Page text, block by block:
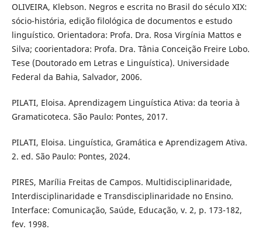
OLIVEIRA, Klebson. Negros e escrita no Brasil do século XIX:
sócio-história, edição filológica de documentos e estudo
linguístico. Orientadora: Profa. Dra. Rosa Virgínia Mattos e
Silva; coorientadora: Profa. Dra. Tânia Conceição Freire Lobo.
Tese (Doutorado em Letras e Linguística). Universidade
Federal da Bahia, Salvador, 2006.
PILATI, Eloisa. Aprendizagem Linguística Ativa: da teoria à
Gramaticoteca. São Paulo: Pontes, 2017.
PILATI, Eloisa. Linguística, Gramática e Aprendizagem Ativa.
2. ed. São Paulo: Pontes, 2024.
PIRES, Marília Freitas de Campos. Multidisciplinaridade,
Interdisciplinaridade e Transdisciplinaridade no Ensino.
Interface: Comunicação, Saúde, Educação, v. 2, p. 173-182,
fev. 1998.